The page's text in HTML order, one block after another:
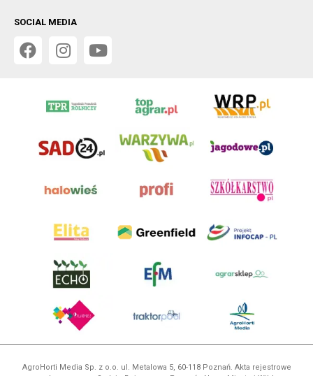
SOCIAL MEDIA
AgroHorti Media Sp. z o.o. ul. Metalowa 5, 60-118 Poznań. Akta rejestrowe